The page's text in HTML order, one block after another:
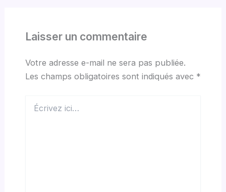
Laisser un commentaire
Votre adresse e-mail ne sera pas publiée.
Les champs obligatoires sont indiqués avec *
ici…